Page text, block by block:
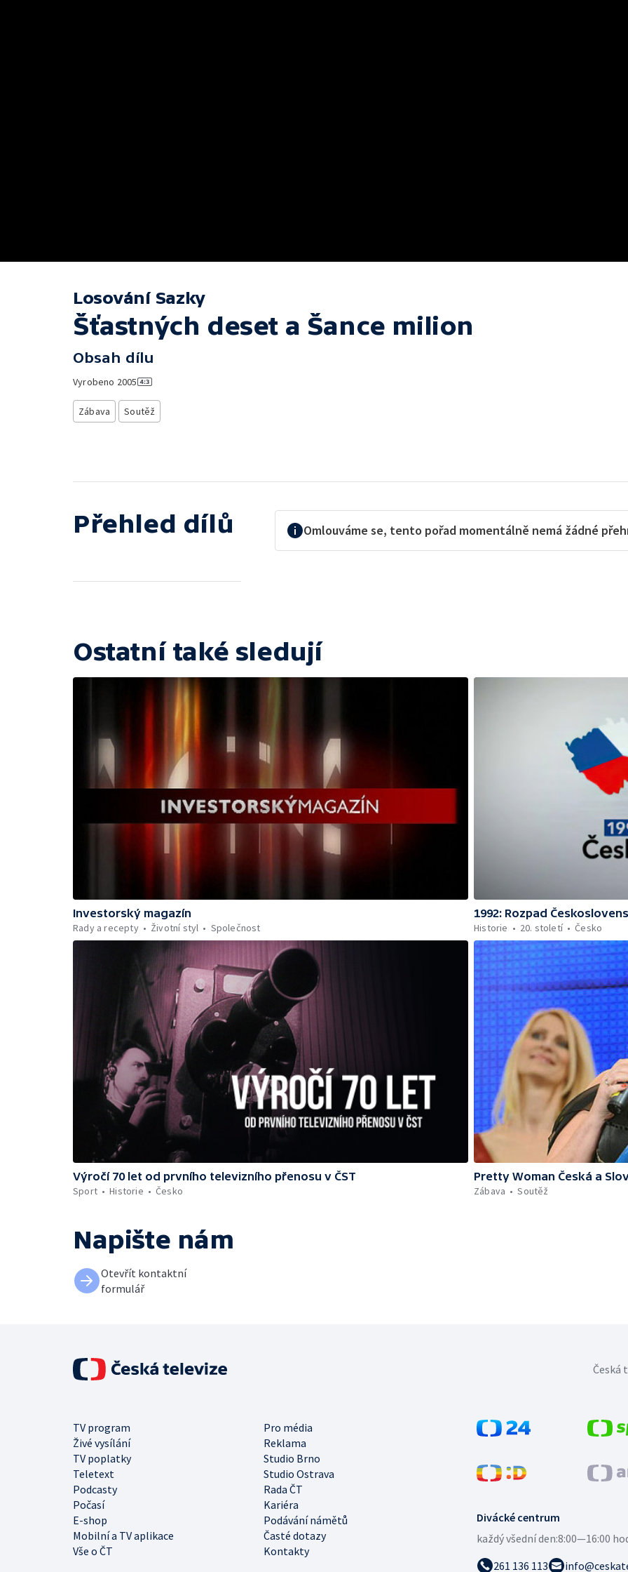
Losování Sazky
Šťastných deset a Šance milion
Obsah dílu
Vyrobeno 2005
Zábava Soutěž
Přehled dílů Omlouváme se, tento pořad momentálně nemá žádné
Ostatní také sledují
Investorský magazín
Rady a recepty
Životní styl Společnost
1992: Rozpad
Historie
20. století Česko
Výročí 70 let od prvního televizního přenosu v ČST
Sport
Historie Česko
Pretty Woman Česká a
Zábava
Soutěž
Napište nám
Otevřít kontaktní
formulář
Divácké centrum
každý všední den:8:00—16:00
261 136 113
TV program
Pro média
Živé vysílání
Reklama
TV poplatky
Studio Brno
Teletext
Studio Ostrava
Podcasty
Rada ČT
Počasí
Kariéra
E-shop
Podávání námětů
Mobilní a TV aplikace
Časté dotazy
Vše o ČT
Kontakty
Česká